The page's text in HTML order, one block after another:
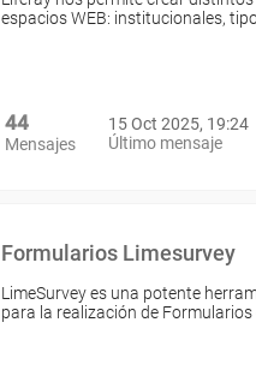
espacios WEB: institucionales, tipo
44
Mensajes
15 Oct 2025, 19:24
Último mensaje
Formularios Limesurvey
LimeSurvey es una potente
para la realización de Formularios